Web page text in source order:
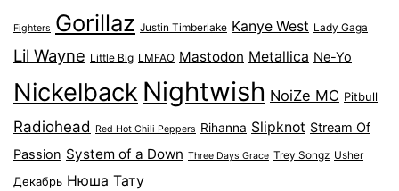
Fighters Gorillaz Justin Timberlake Kanye West Lady Gaga
Lil Wayne Little Big LMFAO Mastodon Metallica Ne-Yo
Nickelback Nightwish NoiZe MC Pitbull
Radiohead Red Hot Chili Peppers Rihanna Slipknot Stream Of
Passion System of a Down Three Days Grace Trey Songz Usher
Декабрь Нюша Тату